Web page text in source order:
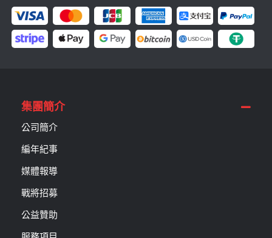
集團簡介
公司簡介
編年紀事
媒體報導
戰將招募
公益贊助